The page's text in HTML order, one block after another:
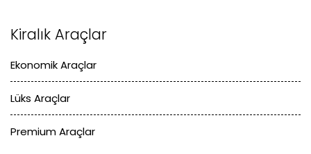
Kiralık Araçlar
Ekonomik Araçlar
Lüks Araçlar
Premium Araçlar